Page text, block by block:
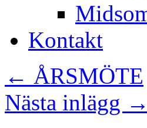
Kontakt
← ÅRSMÖTE
Nästa inlägg →